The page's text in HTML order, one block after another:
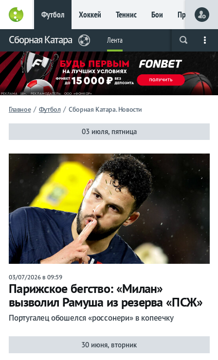
Футбол Хоккей Теннис Бои Прочие
Live Вся лента Прогнозы Букмекеры
Сборная Катара Лента
Главное / Футбол / Сборная Катара. Новости
03 июля, пятница
03/07/2026 в 09:59
Парижское бегство: «Милан»
вызволил Рамуша из резерва «ПСЖ»
Португалец обошелся «россонери» в копеечку
30 июня, вторник
Главное
Фрибет
до 15
000 ₽
Новым
игрокам, без
условий
Футбол
Катара
Лента
Прогнозы
на спорт
Букмекеры
Хоккей
Теннис